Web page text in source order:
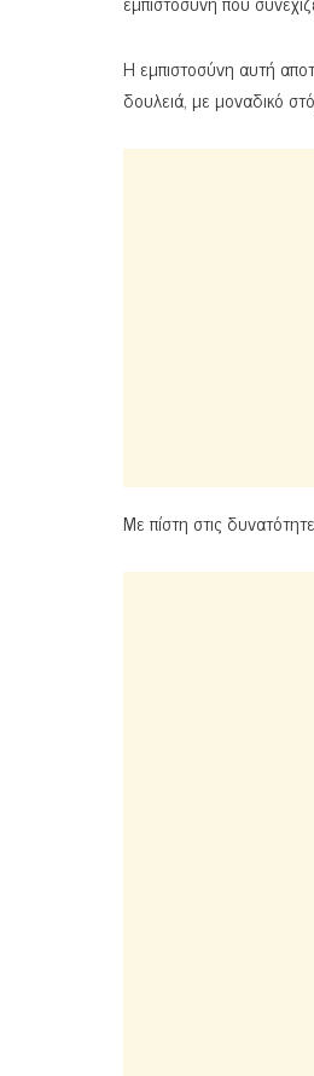
Η εμπιστοσύνη αυτή
δουλειά, με μοναδικό
Με πίστη στις